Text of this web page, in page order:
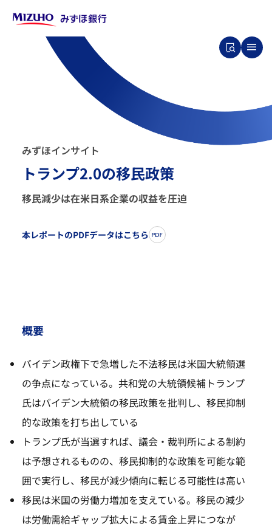
みずほインサイ ト
トランプ2.0の移民政策
移民減少は在米日系企業の収益を圧迫
本レポートのPDFデータはこちら
概要
バイデン政権下で急増した不法移民は米国大統領選
の争点になっている。共和党の大統領候補トランプ
氏はバイデン大統領の移民政策を批判し、移民抑制
的な政策を打ち出している
トランプ氏が当選すれば、議会・裁判所による制約
は予想されるものの、移民抑制的な政策を可能な範
囲で実行し、移民が減少傾向に転じる可能性は高い
移民は米国の労働力増加を支えている。移民の減少
は労働需給ギャップ拡大による賃金上昇につなが